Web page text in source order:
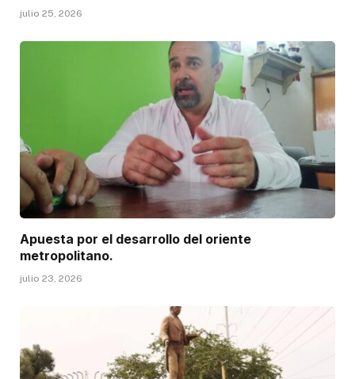
julio 25, 2026
Apuesta por el desarrollo del oriente
metropolitano.
julio 23, 2026